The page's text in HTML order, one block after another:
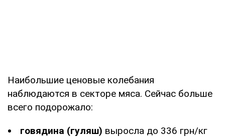
Наибольшие ценовые колебания
наблюдаются в секторе мяса. Сейчас больше
всего подорожало:
говядина (гуляш) выросла до 336 грн/кг